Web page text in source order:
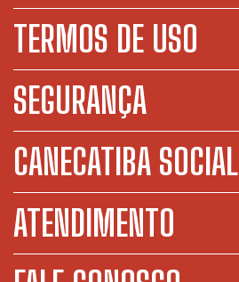
TERMOS DE USO
SEGURANÇA
CANECATIBA SOCIAL
ATENDIMENTO